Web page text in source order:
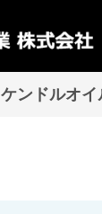
ケンドルオイ